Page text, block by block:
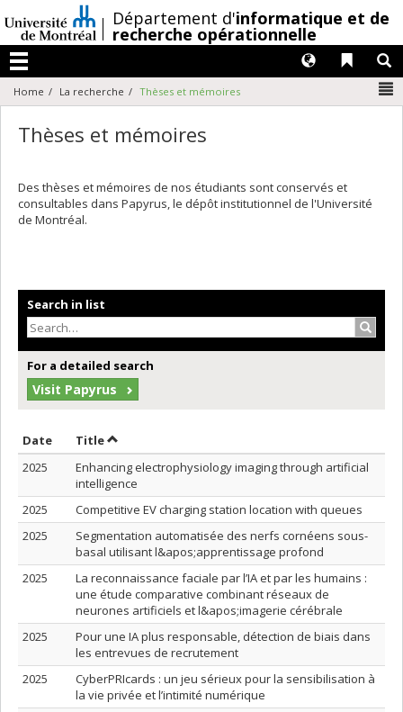
au
contenu
/Département d'informatique et de
recherche opérationnelle
Menu
Liens
Langues
Home La recherche Thèses et mémoires
Thèses et mémoires
Des thèses et mémoires de nos étudiants sont conservés et
consultables dans Papyrus, le dépôt institutionnel de l'Université
de Montréal.
Search in list
For a detailed search
Visit Papyrus
Date Sort by date in ascending order
TitleSort by title in ascending order
2025
Enhancing electrophysiology imaging through artificial
intelligence
2025
Competitive EV charging station location with queues
2025
Segmentation automatisée des nerfs cornéens sous-
basal utilisant l&apos;apprentissage profond
2025
La reconnaissance faciale par l’IA et par les humains :
une étude comparative combinant réseaux de
neurones artificiels et l&apos;imagerie cérébrale
2025
Pour une IA plus responsable, détection de biais dans
les entrevues de recrutement
2025
CyberPRIcards : un jeu sérieux pour la sensibilisation à
la vie privée et l’intimité numérique